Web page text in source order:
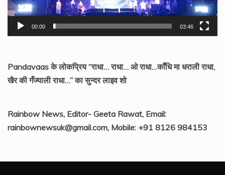
00:00 03:46
Pandavaas के लोकप्रिय “राधा… राधा… ओ राधा…काँधि मा धराली राधा,
खैर की गँज्याली राधा…” का सुन्दर लाइव शो
Rainbow News, Editor- Geeta Rawat, Email:
rainbownewsuk@gmail.com, Mobile: +91 8126 984153